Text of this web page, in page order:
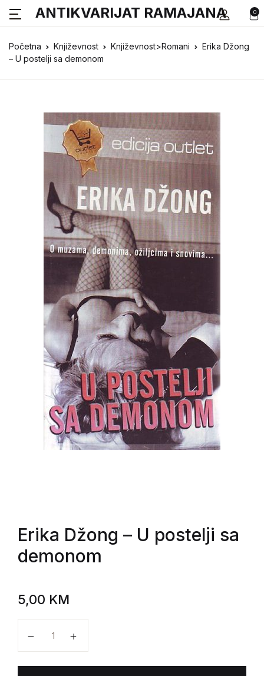
0
ANTIKVARIJAT RAMAJANA
Početna Književnost Književnost>Romani
Erika Džong
– U postelji sa demonom
Erika Džong – U postelji sa
demonom
5,00 KM